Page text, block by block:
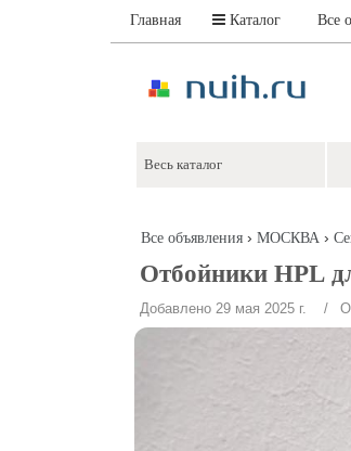
Главная Каталог Все
Все объявления› МОСКВА ›
Отбойники HPL
Добавлено 29 мая 2025 г. /